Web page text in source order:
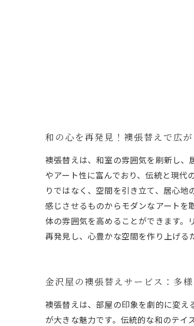
和の心を再発見！襖張替えで広
襖張替えは、和室の雰囲気を刷新し
やアート性に富んでおり、伝統と現代
りではなく、空間を引き立て、居心
感じさせるものからモダンなアートを
体の雰囲気を高めることができます
再発見し、心豊かな空間を作り上げる
金沢屋の襖張替えサービス：多
襖張替えは、部屋の印象を劇的に変
が大きな魅力です。伝統的な和のテイ